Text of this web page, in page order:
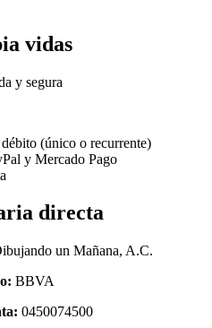
vidas
y segura
(único o recurrente)
y Mercado Pago
directa
un Mañana, A.C.
BBVA
0450074500